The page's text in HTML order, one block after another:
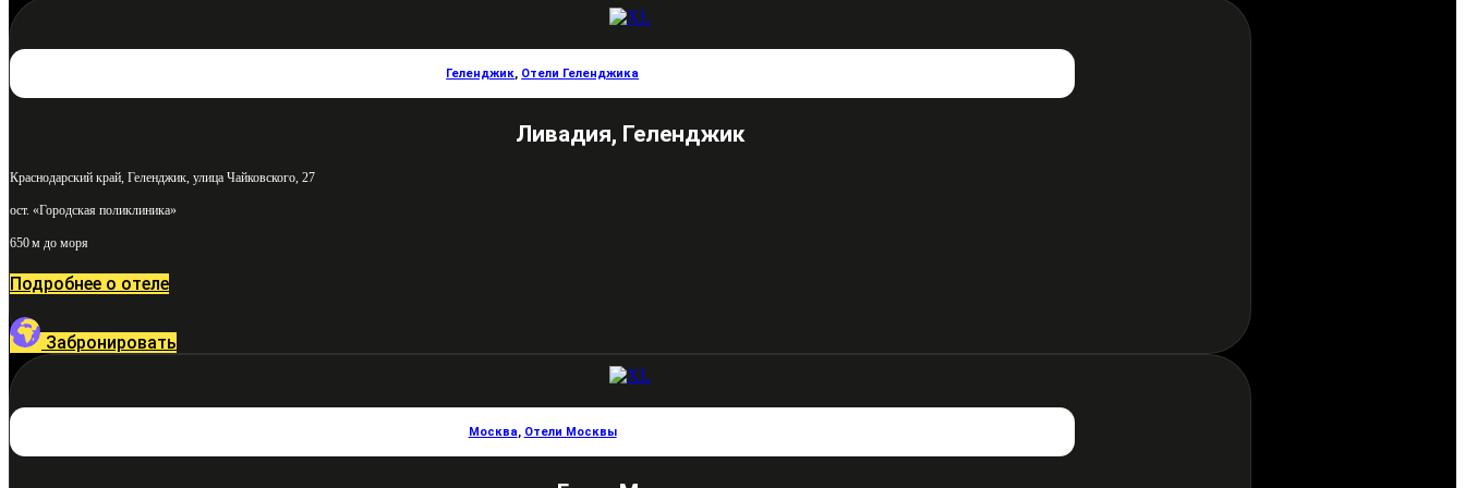
Геленджик, Отели Геленджика
Ливадия, Геленджик
Краснодарский край, Геленджик, улица Чайковского, 27
ост. «Городская поликлиника»
650 м до моря
Подробнее о отеле
Забронировать
Москва, Отели Москвы